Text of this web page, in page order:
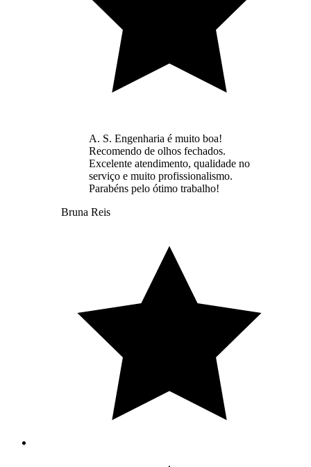
A. S. Engenharia é muito boa!
Recomendo de olhos fechados.
Excelente atendimento, qualidade no
serviço e muito profissionalismo.
Parabéns pelo ótimo trabalho!
Bruna Reis